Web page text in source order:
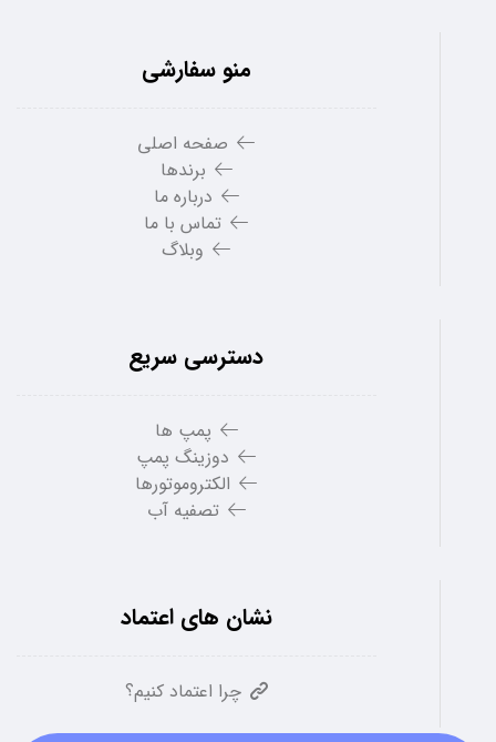
منو سفارشی
صفحه اصلی
برندها
درباره ما
تماس با ما
وبلاگ
دسترسی سریع
پمپ ها
دوزینگ پمپ
الکتروموتورها
تصفیه آب
نشان های اعتماد
چرا اعتماد کنیم؟